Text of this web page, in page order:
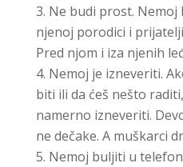
Ne budi prost.
njenoj porodici i
Pred njom i iza njenih
Nemoj je izneveriti.
biti ili da ćeš nešto
namerno izneveriti.
ne dečake. A muškarci
Nemoj buljiti u